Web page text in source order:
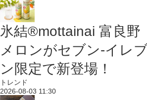
氷結®mottainai 富良野
メロンがセブン‐イレ
ン限定で新登場！
トレンド
2026-08-03 11:30